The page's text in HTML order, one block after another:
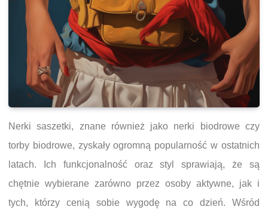
Nerki saszetki, znane również jako nerki biodrowe czy
torby biodrowe, zyskały ogromną popularność w ostatnich
latach. Ich funkcjonalność oraz styl sprawiają, że są
chętnie wybierane zarówno przez osoby aktywne, jak i
tych, którzy cenią sobie wygodę na co dzień. Wśród